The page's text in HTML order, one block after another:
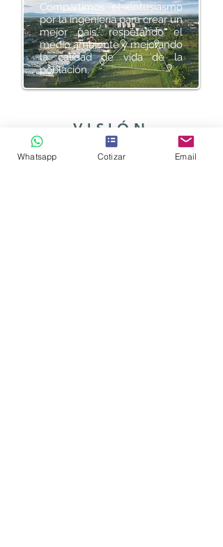
Compartimos el entusiasmo
por la ingeniería para crear un
mejor país, respetando el
medio ambiente y mejorando
la calidad de vida de la
población.
VISIÓN
Whatsapp Cotizar Email